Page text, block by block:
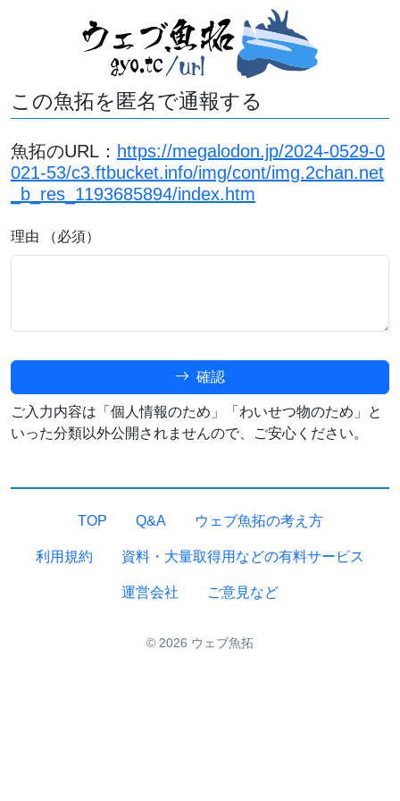
この魚拓を匿名で通報する
魚拓のURL： https://megalodon.jp/2024-0529-0
021-53/c3.ftbucket.info/img/cont/img.2chan.net
_b_res_1193685894/index.htm
理由 （必須）
確認
ご入力内容は「個人情報のため」「わいせつ物のため」と
いった分類以外公開されませんので、ご安心ください。
TOP Q&A ウェブ魚拓の考え方
利用規約 資料・大量取得用などの有料サービス
運営会社 ご意見など
© 2026 ウェブ魚拓